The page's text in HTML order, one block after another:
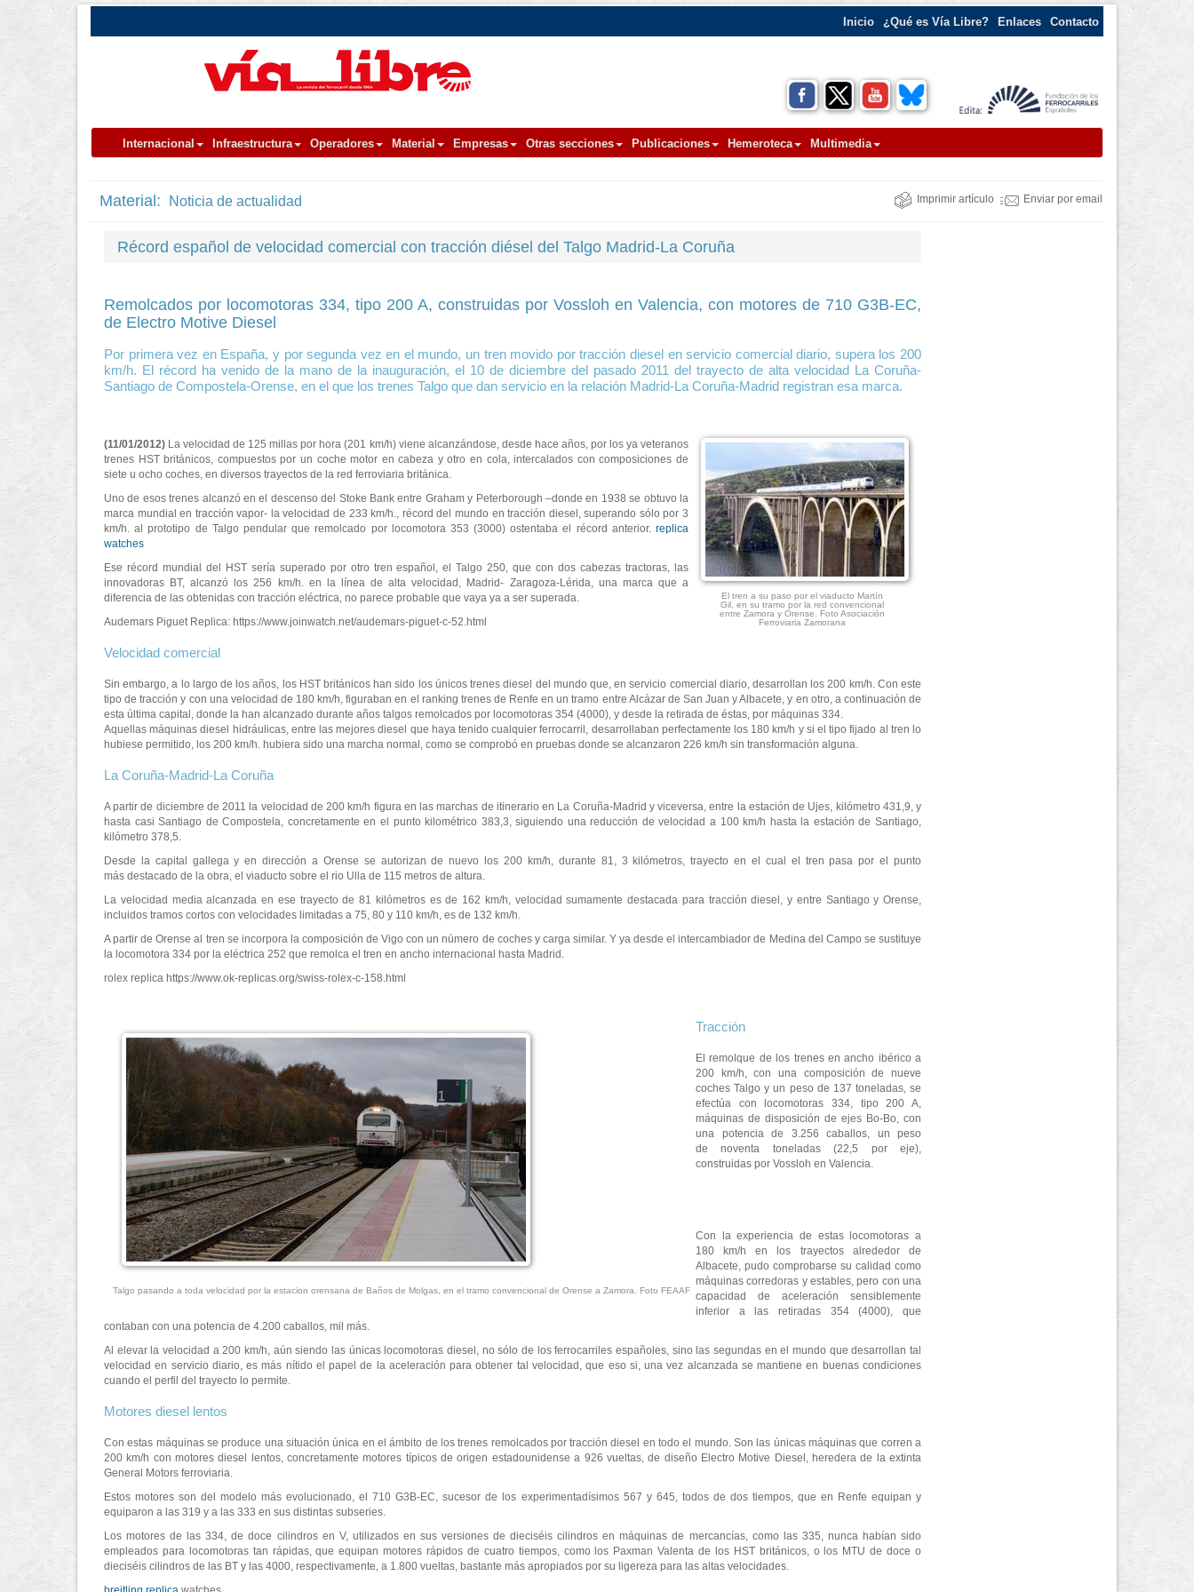
Inicio ¿Qué es Vía Libre? Enlaces Contacto
Internacional Infraestructura Operadores Material Empresas Otras secciones Publicaciones Hemeroteca Multimedia
Material: Noticia de actualidad Imprimir artículo Enviar por email
Récord español de velocidad comercial con tracción diésel del Talgo Madrid-La Coruña
Remolcados por locomotoras 334, tipo 200 A, construidas por Vossloh en Valencia, con motores de 710 G3B-EC,
de Electro Motive Diesel
Por primera vez en España, y por segunda vez en el mundo, un tren movido por tracción diesel en servicio comercial diario, supera los 200
km/h. El récord ha venido de la mano de la inauguración, el 10 de diciembre del pasado 2011 del trayecto de alta velocidad La Coruña-
Santiago de Compostela-Orense, en el que los trenes Talgo que dan servicio en la relación Madrid-La Coruña-Madrid registran esa marca.
El tren a su paso por el viaducto Martín
Gil, en su tramo por la red convencional
entre Zamora y Orense. Foto Asociación
Ferroviaria Zamorana
(11/01/2012) La velocidad de 125 millas por hora (201 km/h) viene alcanzándose, desde hace años, por los ya veteranos
trenes HST británicos, compuestos por un coche motor en cabeza y otro en cola, intercalados con composiciones de
siete u ocho coches, en diversos trayectos de la red ferroviaria británica.
Uno de esos trenes alcanzó en el descenso del Stoke Bank entre Graham y Peterborough –donde en 1938 se obtuvo la
marca mundial en tracción vapor- la velocidad de 233 km/h., récord del mundo en tracción diesel, superando sólo por 3
km/h. al prototipo de Talgo pendular que remolcado por locomotora 353 (3000) ostentaba el récord anterior. replica
watches
Ese récord mundial del HST sería superado por otro tren español, el Talgo 250, que con dos cabezas tractoras, las
innovadoras BT, alcanzó los 256 km/h. en la línea de alta velocidad, Madrid- Zaragoza-Lérida, una marca que a
diferencia de las obtenidas con tracción eléctrica, no parece probable que vaya ya a ser superada.
Audemars Piguet Replica: https://www.joinwatch.net/audemars-piguet-c-52.html
Velocidad comercial
Sin embargo, a lo largo de los años, los HST británicos han sido los únicos trenes diesel del mundo que, en servicio comercial diario, desarrollan los 200 km/h. Con este
tipo de tracción y con una velocidad de 180 km/h, figuraban en el ranking trenes de Renfe en un tramo entre Alcázar de San Juan y Albacete, y en otro, a continuación de
esta última capital, donde la han alcanzado durante años talgos remolcados por locomotoras 354 (4000), y desde la retirada de éstas, por máquinas 334.
Aquellas máquinas diesel hidráulicas, entre las mejores diesel que haya tenido cualquier ferrocarril, desarrollaban perfectamente los 180 km/h y si el tipo fijado al tren lo
hubiese permitido, los 200 km/h. hubiera sido una marcha normal, como se comprobó en pruebas donde se alcanzaron 226 km/h sin transformación alguna.
La Coruña-Madrid-La Coruña
A partir de diciembre de 2011 la velocidad de 200 km/h figura en las marchas de itinerario en La Coruña-Madrid y viceversa, entre la estación de Ujes, kilómetro 431,9, y
hasta casi Santiago de Compostela, concretamente en el punto kilométrico 383,3, siguiendo una reducción de velocidad a 100 km/h hasta la estación de Santiago,
kilómetro 378,5.
Desde la capital gallega y en dirección a Orense se autorizan de nuevo los 200 km/h, durante 81, 3 kilómetros, trayecto en el cual el tren pasa por el punto
más destacado de la obra, el viaducto sobre el rio Ulla de 115 metros de altura.
La velocidad media alcanzada en ese trayecto de 81 kilómetros es de 162 km/h, velocidad sumamente destacada para tracción diesel, y entre Santiago y Orense,
incluidos tramos cortos con velocidades limitadas a 75, 80 y 110 km/h, es de 132 km/h.
A partir de Orense al tren se incorpora la composición de Vigo con un número de coches y carga similar. Y ya desde el intercambiador de Medina del Campo se sustituye
la locomotora 334 por la eléctrica 252 que remolca el tren en ancho internacional hasta Madrid.
rolex replica https://www.ok-replicas.org/swiss-rolex-c-158.html
Talgo pasando a toda velocidad por la estacion orensana de Baños de Molgas, en el tramo convencional de Orense a Zamora. Foto FEAAF
Tracción
El remolque de los trenes en ancho ibérico a
200 km/h, con una composición de nueve
coches Talgo y un peso de 137 toneladas, se
efectúa con locomotoras 334, tipo 200 A,
máquinas de disposición de ejes Bo-Bo, con
una potencia de 3.256 caballos, un peso
de noventa toneladas (22,5 por eje),
construidas por Vossloh en Valencia.
Con la experiencia de estas locomotoras a
180 km/h en los trayectos alrededor de
Albacete, pudo comprobarse su calidad como
máquinas corredoras y estables, pero con una
capacidad de aceleración sensiblemente
inferior a las retiradas 354 (4000), que
contaban con una potencia de 4.200 caballos, mil más.
Al elevar la velocidad a 200 km/h, aún siendo las únicas locomotoras diesel, no sólo de los ferrocarriles españoles, sino las segundas en el mundo que desarrollan tal
velocidad en servicio diario, es más nítido el papel de la aceleración para obtener tal velocidad, que eso si, una vez alcanzada se mantiene en buenas condiciones
cuando el perfil del trayecto lo permite.
Motores diesel lentos
Con estas máquinas se produce una situación única en el ámbito de los trenes remolcados por tracción diesel en todo el mundo. Son las únicas máquinas que corren a
200 km/h con motores diesel lentos, concretamente motores típicos de origen estadounidense a 926 vueltas, de diseño Electro Motive Diesel, heredera de la extinta
General Motors ferroviaria.
Estos motores son del modelo más evolucionado, el 710 G3B-EC, sucesor de los experimentadísimos 567 y 645, todos de dos tiempos, que en Renfe equipan y
equiparon a las 319 y a las 333 en sus distintas subseries.
Los motores de las 334, de doce cilindros en V, utilizados en sus versiones de dieciséis cilindros en máquinas de mercancías, como las 335, nunca habían sido
empleados para locomotoras tan rápidas, que equipan motores rápidos de cuatro tiempos, como los Paxman Valenta de los HST británicos, o los MTU de doce o
dieciséis cilindros de las BT y las 4000, respectivamente, a 1.800 vueltas, bastante más apropiados por su ligereza para las altas velocidades.